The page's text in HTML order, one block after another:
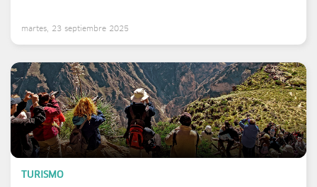
martes, 23 septiembre 2025
TURISMO